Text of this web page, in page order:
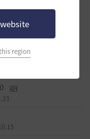
region
して！